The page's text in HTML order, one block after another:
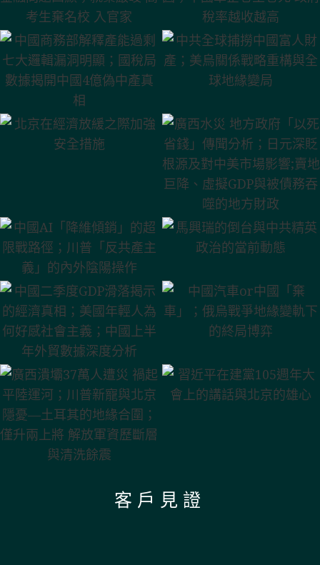
高考生棄名校 入官家
府稅率越收越高
中國商務部解釋產能過剩
七大邏輯漏洞明顯；國稅
局數據揭開中國4億偽中
產真相
中共全球捕撈中國富人財
產；美烏關係戰略重構與
全球地緣變局
北京在經濟放緩之際加強
安全措施
廣西水災 地方政府「以死
省錢」傳聞分析；日元深
貶根源及對中美市場影響;
賣地巨降、虛擬GDP與被
債務吞噬的地方財政
中國AI「降維傾銷」的超
限戰路徑；川普「反共產
主義」的內外陰陽操作
馬興瑞的倒台與中共精英
政治的當前動態
中國二季度GDP滑落揭示
的經濟真相；美國年輕人
為何好感社會主義；中國
上半年外貿數據深度分析
中國汽車or中國「棄
車」；俄烏戰爭地緣變軌
下的終局博弈
廣西潰壩37萬人遭災 禍起
平陸運河；川普新寵與北
京隱憂—土耳其的地緣合
圍；僅升兩上將 解放軍資
歷斷層與清洗餘震
習近平在建黨105週年大
會上的講話與北京的雄心
客戶見證